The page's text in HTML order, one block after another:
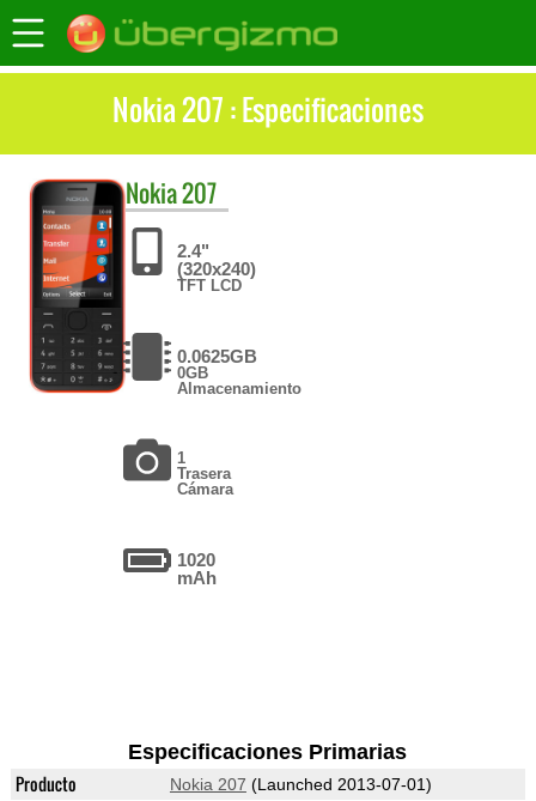
Nokia 207 : Especificaciones
Nokia207
2.4"
(320x240)
TFT LCD
0.0625GB
0GB
Almacenamiento
1
Trasera
Cámara
1020
mAh
Especificaciones Primarias
Producto Nokia 207 (Launched 2013-07-01)